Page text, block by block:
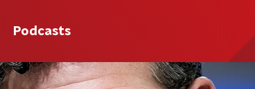
Podcasts